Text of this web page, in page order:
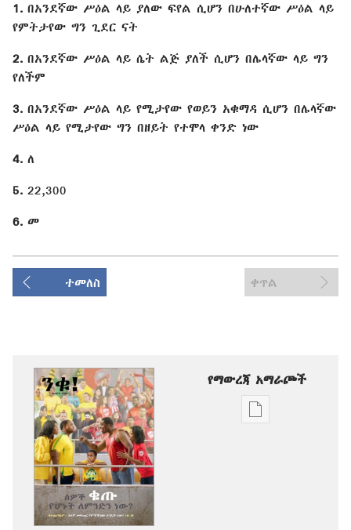
1. በአንደኛው ሥዕል ላይ ያለው ፍየል ሲሆን በሁለተኛው ሥዕል ላይ
የምትታየው ግን ጊደር ናት
2. በአንደኛው ሥዕል ላይ ሴት ልጅ ያለች ሲሆን በሌላኛው ላይ ግን
የለችም
3. በአንደኛው ሥዕል ላይ የሚታየው የወይን አቁማዳ ሲሆን በሌላኛው
ሥዕል ላይ የሚታየው ግን በዘይት የተሞላ ቀንድ ነው
4. ለ
5. 22,300
6. መ
ተመለስ ቀጥል
የማውረጃ አማራጮች
የሕትመት